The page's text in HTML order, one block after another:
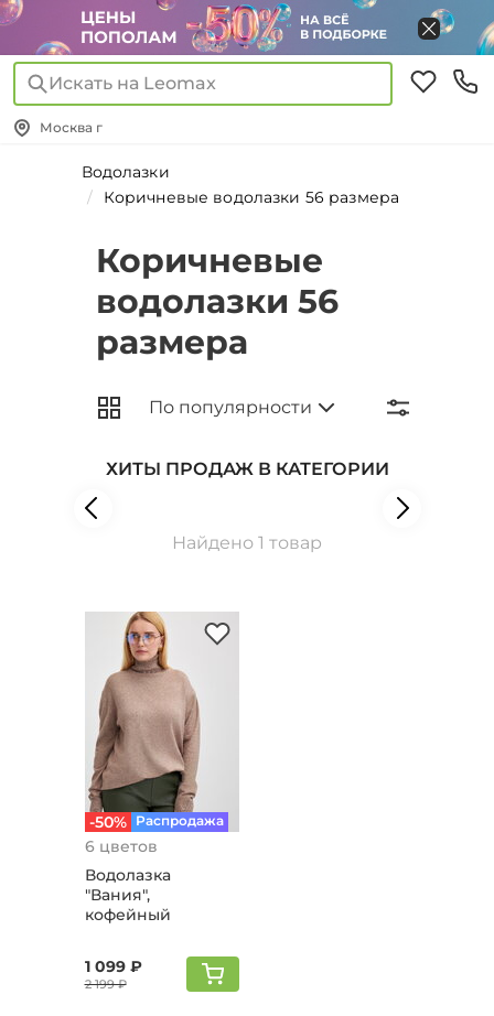
Искать на Leomax
Москва г
Водолазки
Коричневые водолазки 56 размера
Коричневые
водолазки 56
размера
ХИТЫ ПРОДАЖ В КАТЕГОРИИ
Найдено 1 товар
-50% Распродажа
6 цветов
Водолазка
"Вания",
кофейный
1 099 ₽
2 199 ₽